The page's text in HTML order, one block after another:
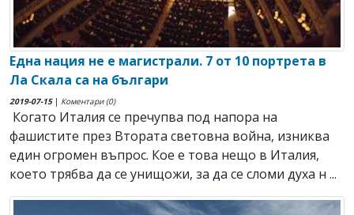
Една нация не е магистрали. 7 от 10 портрета в
Ла Скала са на българи
2019-07-15| Коментари (0)
Когато Италия се пречупва под напора на
фашистите през Втората световна война, изниква
един огромен въпрос. Кое е това нещо в Италия,
което трябва да се унищожи, за да се сломи духа н ...